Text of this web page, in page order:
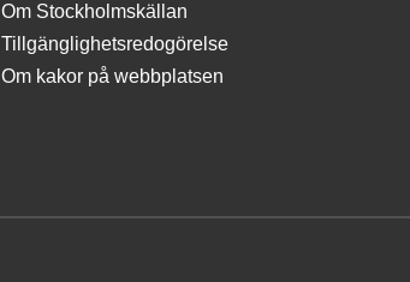
Om Stockholmskällan
Tillgänglighetsredogörelse
Om kakor på webbplatsen